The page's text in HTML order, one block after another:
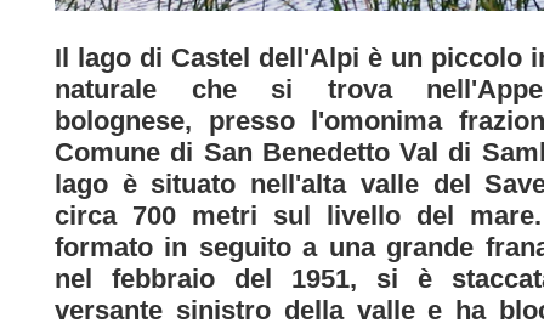
Il lago di Castel dell'Alpi è un piccolo
naturale che si trova
bolognese, presso l'omonima
Comune di San Benedetto Val di
lago è situato nell'alta valle del
circa 700 metri sul livello del
formato in seguito a una grande
nel febbraio del 1951, si è
versante sinistro della valle e ha